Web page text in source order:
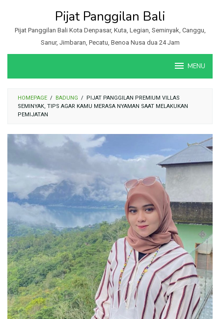
konten
Pijat Panggilan Bali
Pijat Panggilan Bali Kota Denpasar, Kuta, Legian, Seminyak, Canggu,
Sanur, Jimbaran, Pecatu, Benoa Nusa dua 24 Jam
MENU
HOMEPAGE / BADUNG /
PIJAT PANGGILAN PREMIUM VILLAS
SEMINYAK, TIPS AGAR KAMU MERASA NYAMAN SAAT MELAKUKAN
PEMIJATAN